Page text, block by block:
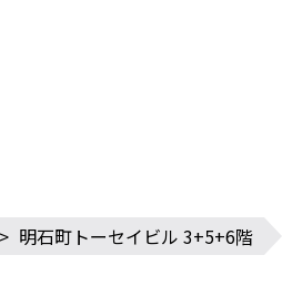
> 明石町トーセイビル 3+5+6階